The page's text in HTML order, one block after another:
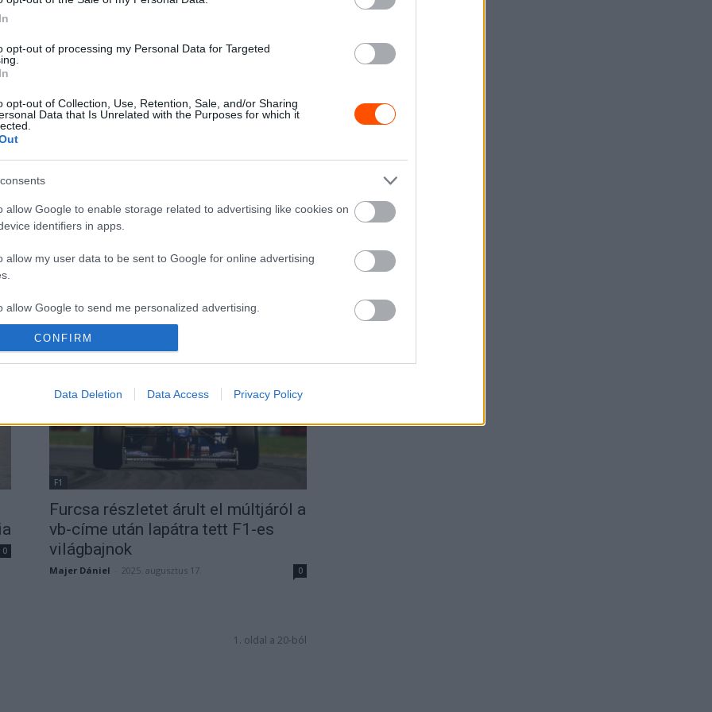
opt-out of processing my Personal Data for Targeted
opt-out of Collection, Use, Retention, Sale, and/or Sharing
Data that Is Unrelated with the Purposes for which it
allow Google to enable storage related to advertising like cookies on
identifiers in apps.
allow my user data to be sent to Google for online advertising
allow Google to send me personalized advertising.
allow Google to enable storage related to analytics like cookies on
identifiers in apps.
allow Google to enable storage related to functionality of the website
allow Google to enable storage related to personalization.
allow Google to enable storage related to security, including
CONFIRM
Data Deletion Data Access Privacy Policy
és újabb botrány – 28 éve történt
ütközése
Majer Dániel - 2025. október 26. 0
0
dolgokat várt, de tragédiával ért
véget
Majer Dániel - 2025. október 11.
0
F1
Furcsa részletet árult el múltjáról a
vb-címe után lapátra tett F1-es
világbajnok
Majer Dániel 2025. augusztus 17. 0
1. oldal a 20-ból